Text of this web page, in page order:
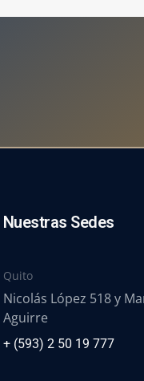
Nuestras Sedes
Quito
Nicolás López 518 y
Aguirre
+ (593) 2 50 19 777